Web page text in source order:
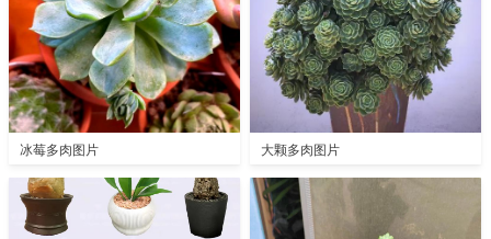
冰莓多肉图片 大颗多肉图片